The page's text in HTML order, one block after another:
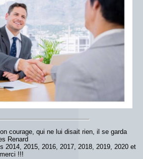
courage, qui ne lui disait rien, il se garda
Renard
2014, 2015, 2016, 2017, 2018, 2019, 2020 et
!!!